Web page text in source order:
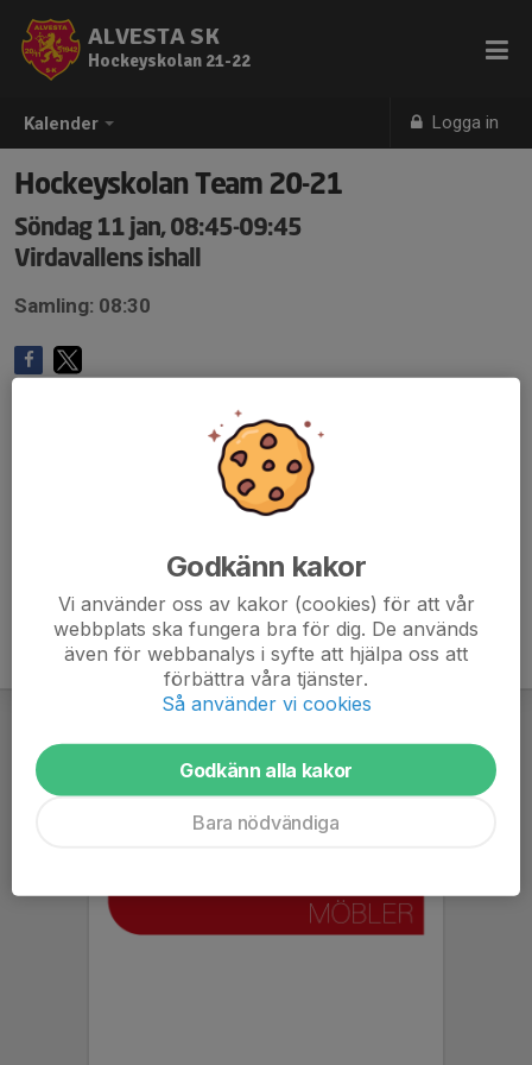
Kalender Logga in
ALVESTA SK
Hockeyskolan 21-22
Hockeyskolan Team 20-21
Söndag 11 jan, 08:45-09:45
Virdavallens ishall
Samling: 08:30
Godkänn kakor
Vi använder oss av kakor (cookies) för att vår
webbplats ska fungera bra för dig. De används
även för webbanalys i syfte att hjälpa oss att
förbättra våra tjänster.
Så använder vi cookies
Godkänn alla kakor
Bara nödvändiga